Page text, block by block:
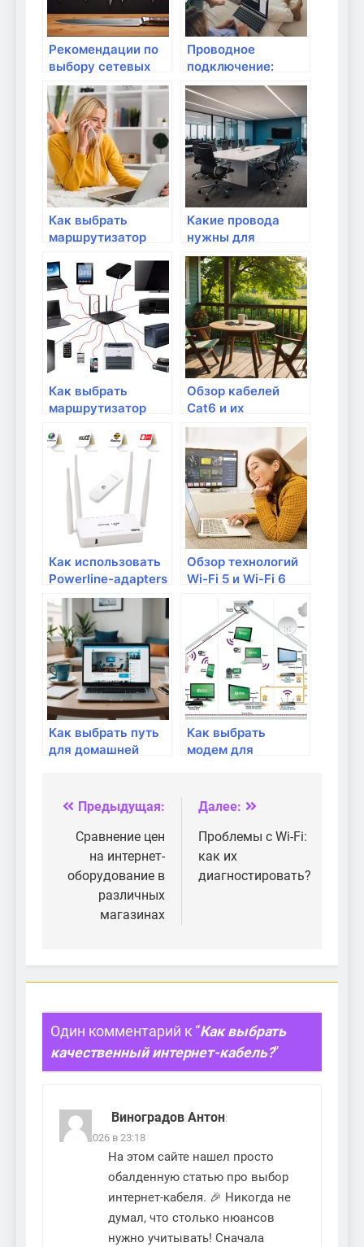
Рекомендации по
выбору сетевых
кабелей для дома
Проводное
подключение:
Ethernet-кабели и
их классификация
Как выбрать
маршрутизатор
высокой
проходимостью?
Какие провода
нужны для
подключения к
интернету?
Как выбрать
маршрутизатор
дома?
Обзор кабелей
Cat6 и их
преимущества
Как использовать
Powerline-адapters
для улучшения
интернета?
Обзор технологий
Wi-Fi 5 и Wi-Fi 6
Как выбрать путь
для домашней
Как выбрать
модем для
соединения?
Навигация
по
записям
Предыдущая:
Сравнение цен
на интернет-
оборудование в
различных
магазинах
Далее:
Проблемы с Wi-Fi:
как их
диагностировать?
Один комментарий к “Как выбрать
качественный интернет-кабель?”
Виноградов Антон:
02.04.2026 в 23:18
На этом сайте нашел просто
обалденную статью про выбор
интернет-кабеля. 🎉 Никогда не
думал, что столько нюансов
нужно учитывать! Сначала